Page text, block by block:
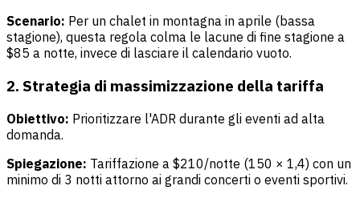
Scenario: Per un chalet in montagna in aprile (bassa
stagione), questa regola colma le lacune di fine stagione a
$85 a notte, invece di lasciare il calendario vuoto.
2. Strategia di massimizzazione della tariffa
Obiettivo: Prioritizzare l'ADR durante gli eventi ad alta
domanda.
Spiegazione: Tariffazione a $210/notte (150 × 1,4) con un
minimo di 3 notti attorno ai grandi concerti o eventi sportivi.